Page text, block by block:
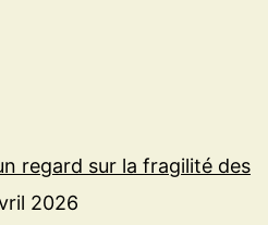
regard sur la fragilité des
2026